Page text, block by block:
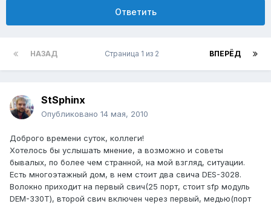
Ответить
НАЗАД ВПЕРЁД
Страница 1 из 2
StSphinx
Опубликовано 14 мая, 2010
Доброго времени суток, коллеги!
Хотелось бы услышать мнение, а возможно и советы
бывалых, по более чем странной, на мой взгляд, ситуации.
Есть многоэтажный дом, в нем стоит два свича DES-3028.
Волокно приходит на первый свич(25 порт, стоит sfp модуль
DEM-330T), второй свич включен через первый, медью(порт